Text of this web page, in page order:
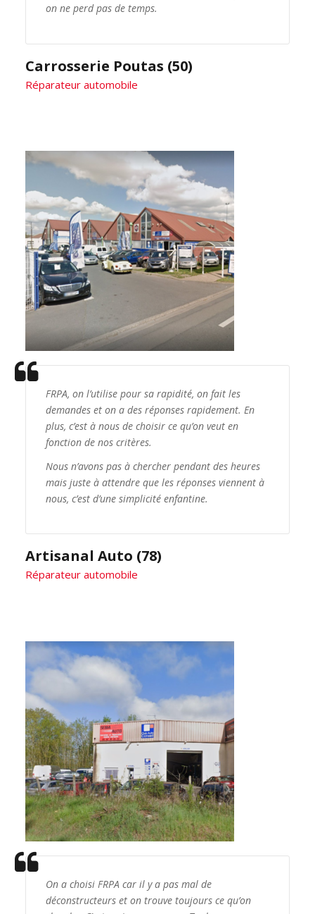
on ne perd pas de temps.
Carrosserie Poutas (50)
Réparateur automobile
FRPA, on l’utilise pour sa rapidité, on fait les
demandes et on a des réponses rapidement. En
plus, c’est à nous de choisir ce qu’on veut en
fonction de nos critères.
Nous n’avons pas à chercher pendant des heures
mais juste à attendre que les réponses viennent à
nous, c’est d’une simplicité enfantine.
Artisanal Auto (78)
Réparateur automobile
On a choisi FRPA car il y a pas mal de
déconstructeurs et on trouve toujours ce qu’on